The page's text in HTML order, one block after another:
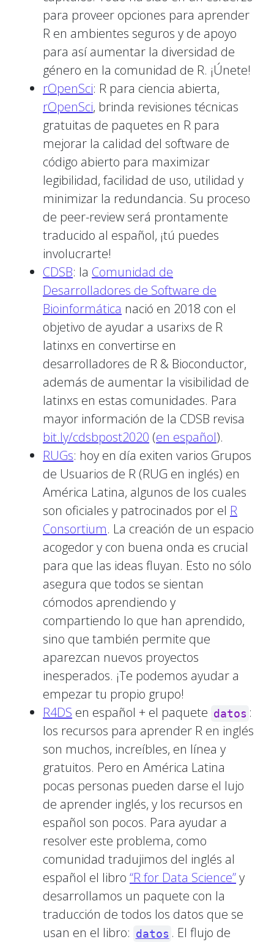
para proveer opciones para aprender
R en ambientes seguros y de apoyo
para así aumentar la diversidad de
género en la comunidad de R. ¡Únete!
rOpenSci: R para ciencia abierta,
rOpenSci, brinda revisiones técnicas
gratuitas de paquetes en R para
mejorar la calidad del software de
código abierto para maximizar
legibilidad, facilidad de uso, utilidad y
minimizar la redundancia. Su proceso
de peer-review será prontamente
traducido al español, ¡tú puedes
involucrarte!
CDSB: la Comunidad de
Desarrolladores de Software de
Bioinformática nació en 2018 con el
objetivo de ayudar a usarixs de R
latinxs en convertirse en
desarrolladores de R & Bioconductor,
además de aumentar la visibilidad de
latinxs en estas comunidades. Para
mayor información de la CDSB revisa
bit.ly/cdsbpost2020 (en español).
RUGs: hoy en día exiten varios Grupos
de Usuarios de R (RUG en inglés) en
América Latina, algunos de los cuales
son oficiales y patrocinados por el R
Consortium. La creación de un espacio
acogedor y con buena onda es crucial
para que las ideas fluyan. Esto no sólo
asegura que todos se sientan
cómodos aprendiendo y
compartiendo lo que han aprendido,
sino que también permite que
aparezcan nuevos proyectos
inesperados. ¡Te podemos ayudar a
empezar tu propio grupo!
R4DS en español + el paquete datos :
los recursos para aprender R en inglés
son muchos, increíbles, en línea y
gratuitos. Pero en América Latina
pocas personas pueden darse el lujo
de aprender inglés, y los recursos en
español son pocos. Para ayudar a
resolver este problema, como
comunidad tradujimos del inglés al
español el libro “R for Data Science”y
desarrollamos un paquete con la
traducción de todos los datos que se
usan en el libro: datos . El flujo de